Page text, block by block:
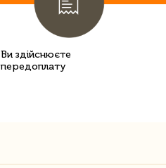
Ви здійснюєте
передоплату